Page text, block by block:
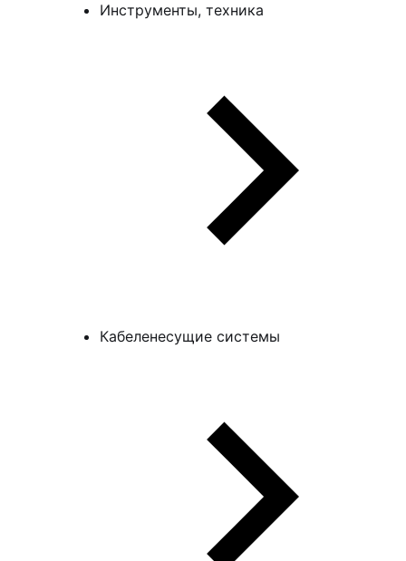
Инструменты, техника
Кабеленесущие системы